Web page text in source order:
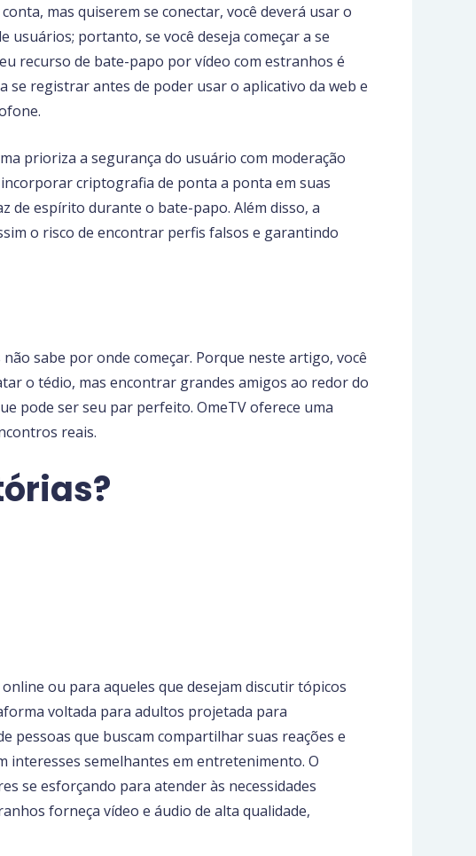
mas quiserem se conectar, você deverá usar o
portanto, se você deseja começar a se
recurso de bate-papo por vídeo com estranhos é
se registrar antes de poder usar o aplicativo da web e
prioriza a segurança do usuário com moderação
criptografia de ponta a ponta em suas
de espírito durante o bate-papo. Além disso, a
o risco de encontrar perfis falsos e garantindo
sabe por onde começar. Porque neste artigo, você
o tédio, mas encontrar grandes amigos ao redor do
pode ser seu par perfeito. OmeTV oferece uma
reais.
ou para aqueles que desejam discutir tópicos
voltada para adultos projetada para
pessoas que buscam compartilhar suas reações e
interesses semelhantes em entretenimento. O
se esforçando para atender às necessidades
forneça vídeo e áudio de alta qualidade,